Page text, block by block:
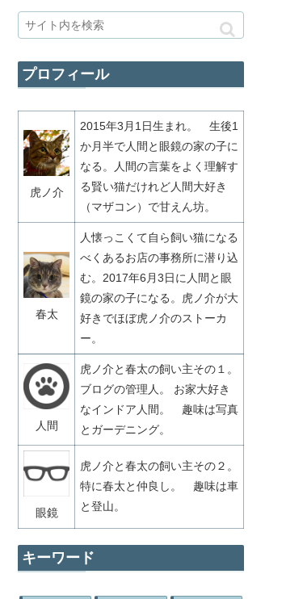
プロフィール
虎ノ介
2015年3月1日生まれ。 生後1
か月半で人間と眼鏡の家の子に
なる。人間の言葉をよく理解す
る賢い猫だけれど人間大好き
（マザコン）で甘えん坊。
春太
人懐っこくて自ら飼い猫になる
べくあるお店の事務所に潜り込
む。2017年6月3日に人間と眼
鏡の家の子になる。虎ノ介が大
好きでほぼ虎ノ介のストーカ
ー。
人間
虎ノ介と春太の飼い主その１。
ブログの管理人。 お家大好き
なインドア人間。 趣味は写真
とガーデニング。
眼鏡
虎ノ介と春太の飼い主その２。
特に春太と仲良し。 趣味は車
と登山。
キーワード